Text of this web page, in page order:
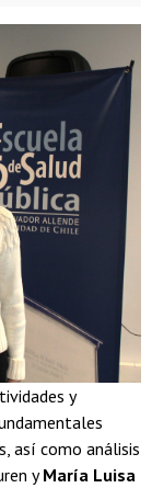
y
así como análisis
yMaría Luisa